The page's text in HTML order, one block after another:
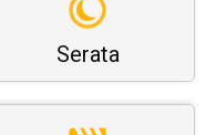
Serata